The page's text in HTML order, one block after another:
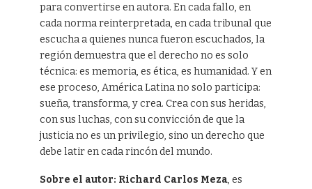
para convertirse en autora. En cada fallo, en
cada norma reinterpretada, en cada tribunal que
escucha a quienes nunca fueron escuchados, la
región demuestra que el derecho no es solo
técnica: es memoria, es ética, es humanidad. Y en
ese proceso, América Latina no solo participa:
sueña, transforma, y crea. Crea con sus heridas,
con sus luchas, con su convicción de que la
justicia no es un privilegio, sino un derecho que
debe latir en cada rincón del mundo.
Sobre el autor: Richard Carlos Meza, es